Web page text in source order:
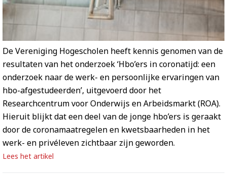
De Vereniging Hogescholen heeft kennis genomen van de
resultaten van het onderzoek ‘Hbo’ers in coronatijd: een
onderzoek naar de werk- en persoonlijke ervaringen van
hbo-afgestudeerden’, uitgevoerd door het
Researchcentrum voor Onderwijs en Arbeidsmarkt (ROA).
Hieruit blijkt dat een deel van de jonge hbo’ers is geraakt
door de coronamaatregelen en kwetsbaarheden in het
werk- en privéleven zichtbaar zijn geworden.
Lees het artikel